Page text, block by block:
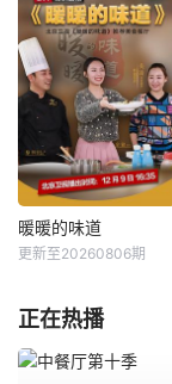
暖暖的味道
更新至20260806期
正在热播